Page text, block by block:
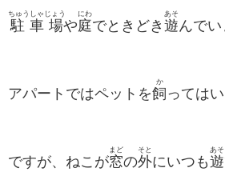
駐車場
ちゅうしゃじょう
や庭
にわ
でときどき 遊
あそ
んでい
アパートではペットを飼
か
っては
ですが、ねこが窓
まど
の外
そと
にいつも遊
あそ